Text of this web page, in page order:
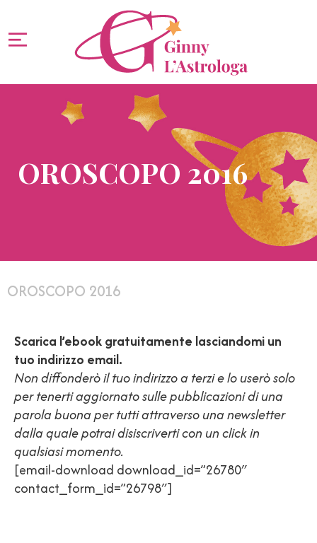
OROSCOPO 2016
OROSCOPO 2016
Scarica l’ebook gratuitamente lasciandomi un
tuo indirizzo email.
Non diffonderò il tuo indirizzo a terzi e lo userò solo
per tenerti aggiornato sulle pubblicazioni di una
parola buona per tutti attraverso una newsletter
dalla quale potrai disiscriverti con un click in
qualsiasi momento.
[email-download download_id=”26780″
contact_form_id=”26798″]